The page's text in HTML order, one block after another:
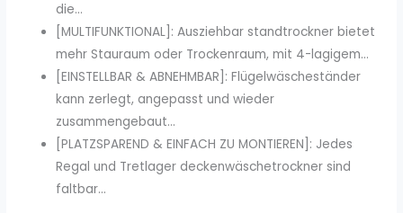
die...
[MULTIFUNKTIONAL]: Ausziehbar standtrockner bietet
mehr Stauraum oder Trockenraum, mit 4-lagigem...
[EINSTELLBAR & ABNEHMBAR]: Flügelwäscheständer
kann zerlegt, angepasst und wieder
zusammengebaut...
[PLATZSPAREND & EINFACH ZU MONTIEREN]: Jedes
Regal und Tretlager deckenwäschetrockner sind
faltbar...